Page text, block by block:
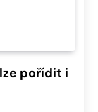
lze pořídit i